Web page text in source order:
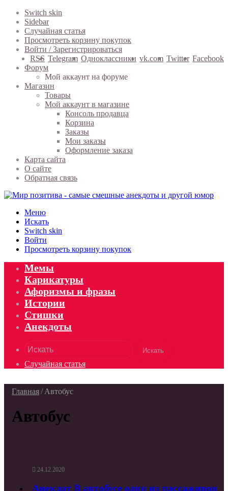
Switch skin
Sidebar
Случайная статья
Просмотреть корзину покупок
Войти / Зарегистрироваться
Facebook
Twitter
vk.com
Одноклассники
Telegram
RSS
Форум
Мой аккаунт на форуме
Магазин
Товары
Мой аккаунт в магазине
Консоль продавца
Корзина
Заказы
Мои заказы
Оформление заказа
Карта сайта
О сайте
Обратная связь
Меню
Искать
Switch skin
Войти
Просмотреть корзину покупок
Мемы
Карикатуры
Афоризмы и фразы
Истории
Стишки
Анекдоты
Искать
Случайная статья
Главная/ Автобус
Автобус
24.12.2020
Анекдот В автобусе один из пассажиров